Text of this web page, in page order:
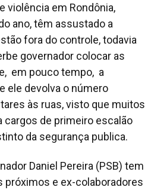
violência em Rondônia,
ano, têm assustado a
fora do controle, todavia
governador colocar as
em pouco tempo, a
ele devolva o número
às ruas, visto que muitos
cargos de primeiro escalão
da segurança publica.
Daniel Pereira (PSB) tem
próximos e ex-colaboradores